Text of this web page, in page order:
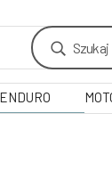
Szukaj